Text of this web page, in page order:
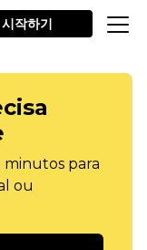
시작하기
para
ou